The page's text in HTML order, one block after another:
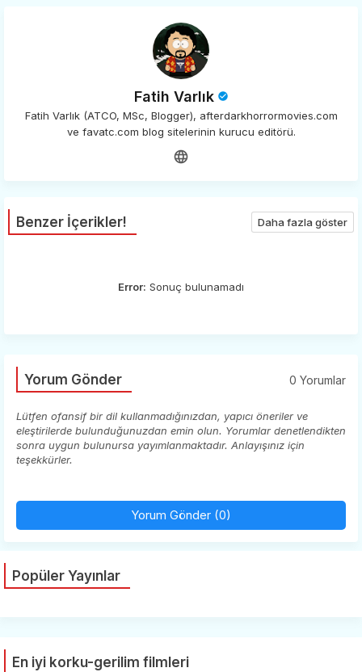
Fatih Varlık
Fatih Varlık (ATCO, MSc, Blogger), afterdarkhorrormovies.com
ve favatc.com blog sitelerinin kurucu editörü.
Benzer İçerikler! Daha fazla göster
Error: Sonuç bulunamadı
Yorum Gönder 0 Yorumlar
Lütfen ofansif bir dil kullanmadığınızdan, yapıcı öneriler ve
eleştirilerde bulunduğunuzdan emin olun. Yorumlar denetlendikten
sonra uygun bulunursa yayımlanmaktadır. Anlayışınız için
teşekkürler.
Yorum Gönder (0)
Popüler Yayınlar
En iyi korku-gerilim filmleri